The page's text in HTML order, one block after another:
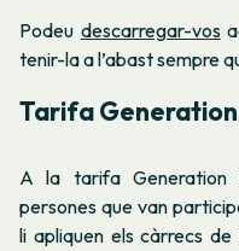
Podeu descarregar-vos
tenir-la a l’abast sempre
Tarifa Generation
A la tarifa Generation
persones que van
li apliquen els càrrecs